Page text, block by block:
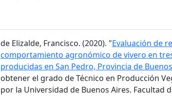
de Elizalde, Francisco. (2020). "Evaluación de
comportamiento agronómico de vivero en
producidas en San Pedro, Provincia de
obtener el grado de Técnico en Producción
por la Universidad de Buenos Aires. Facultad